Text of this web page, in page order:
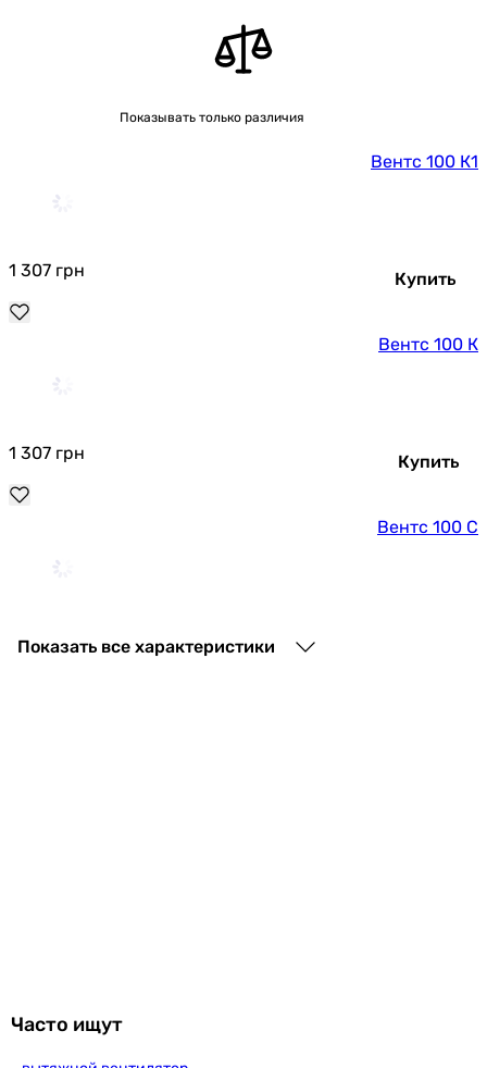
Показывать только различия
Вентс 100 К1
1 307 грн Купить
Вентс 100 К
1 307 грн Купить
Вентс 100 С
1 375
Показать все характеристики
Часто ищут